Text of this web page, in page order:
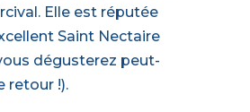
Elle est réputée
Saint Nectaire
dégusterez peut-
retour !).